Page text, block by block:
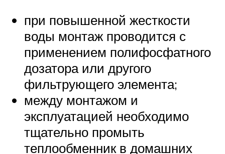
при повышенной жесткости
воды монтаж проводится с
применением полифосфатного
дозатора или другого
фильтрующего элемента;
между монтажом и
эксплуатацией необходимо
тщательно промыть
теплообменник в домашних